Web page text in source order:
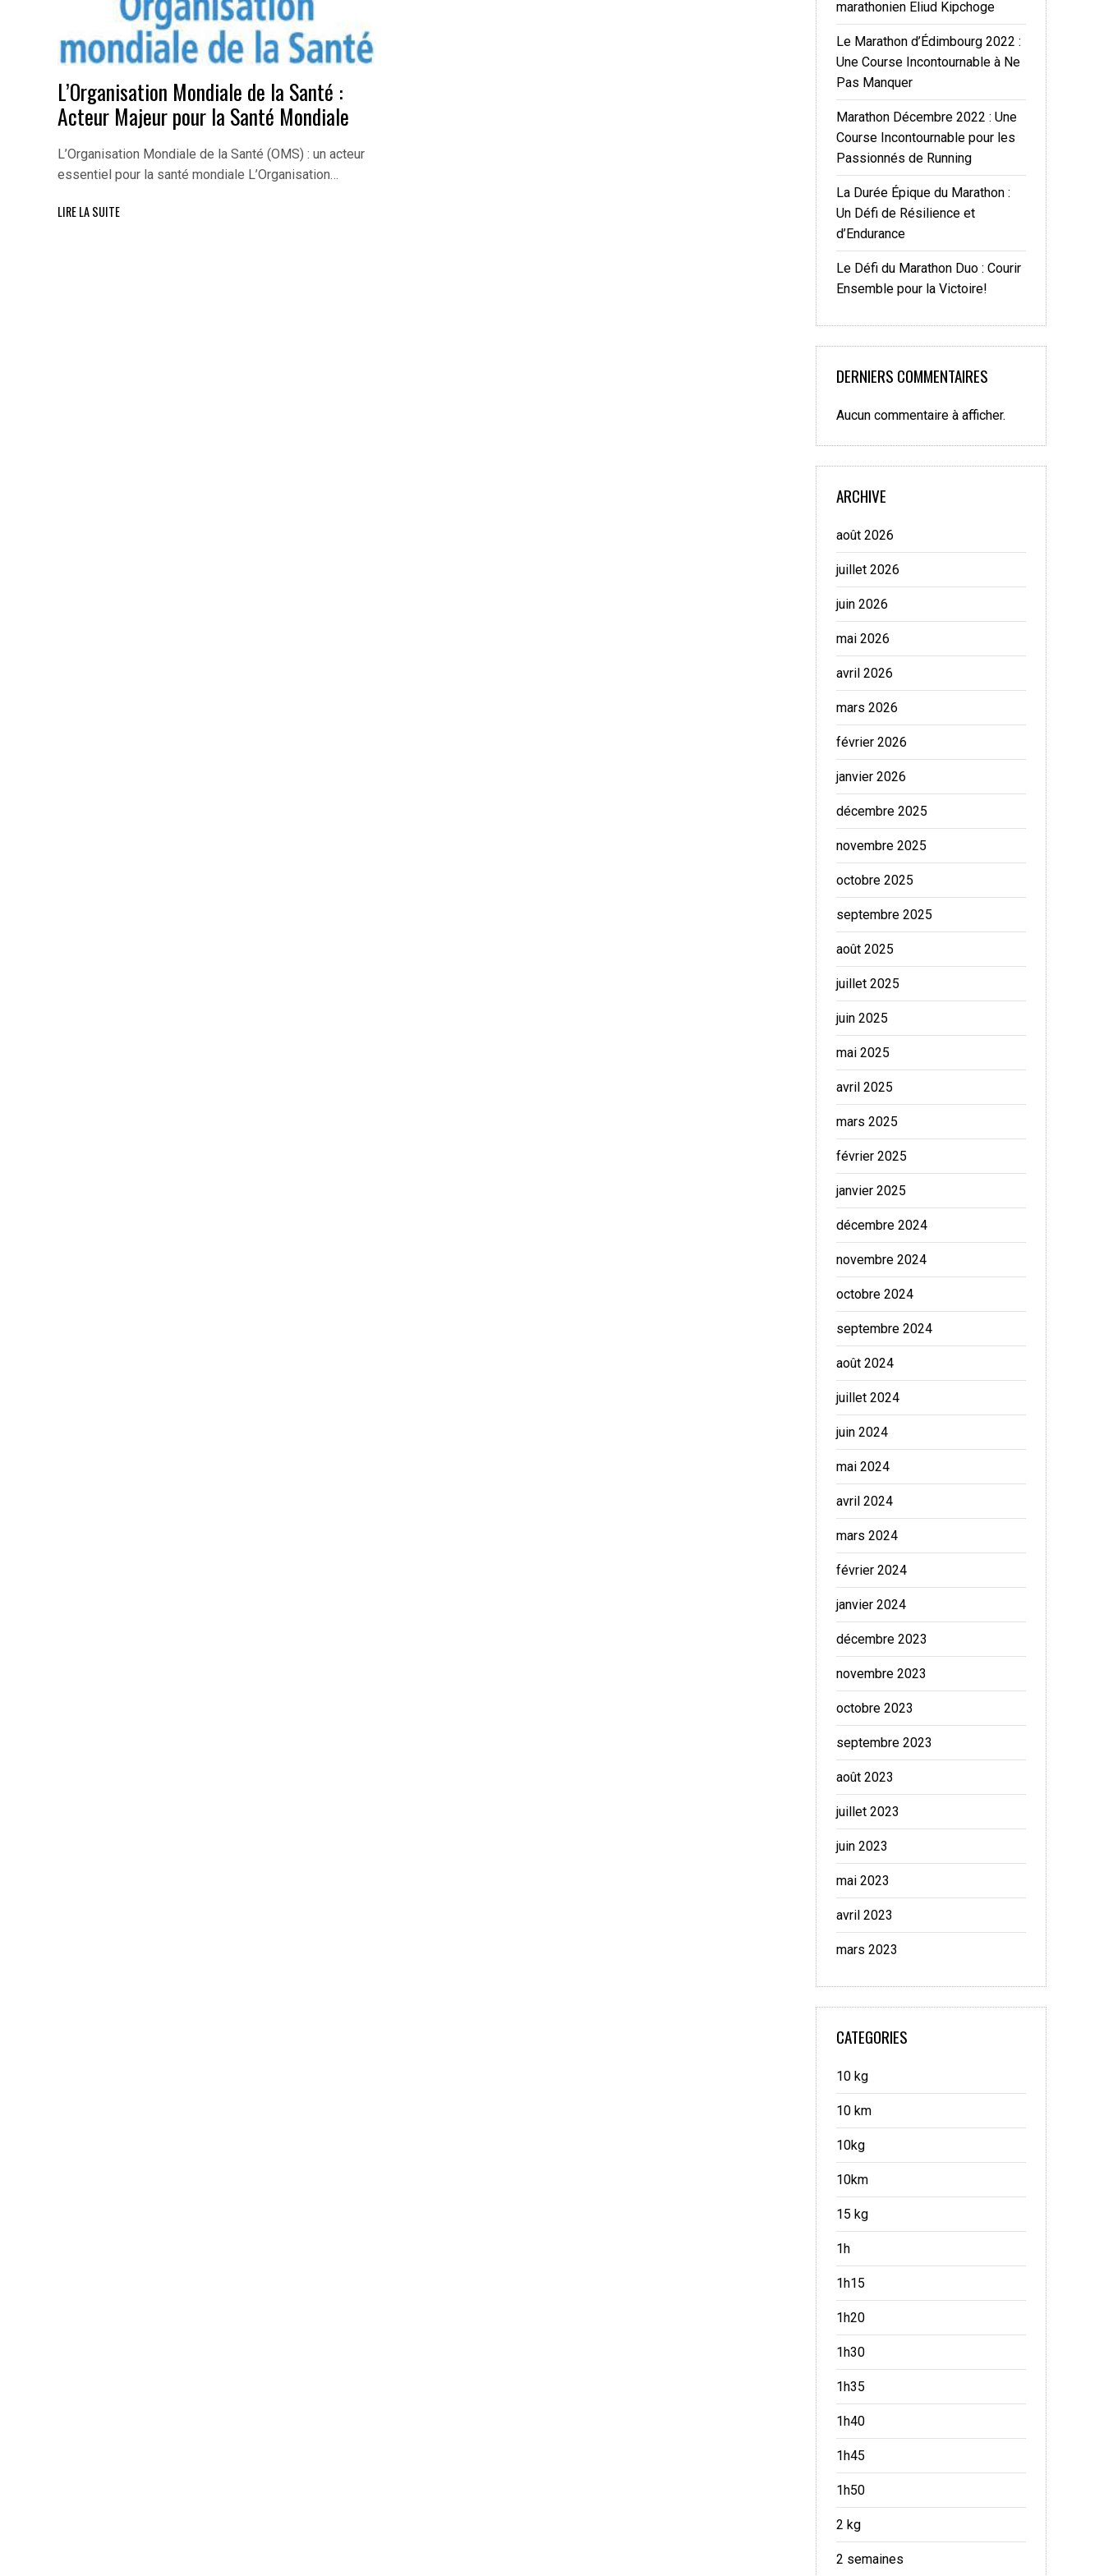
L’Organisation Mondiale de la Santé :
Acteur Majeur pour la Santé Mondiale
L’Organisation Mondiale de la Santé (OMS) : un acteur
essentiel pour la santé mondiale L’Organisation…
LIRE LA SUITE
marathonien Eliud Kipchoge
Le Marathon d’Édimbourg 2022 :
Une Course Incontournable à Ne
Pas Manquer
Marathon Décembre 2022 : Une
Course Incontournable pour les
Passionnés de Running
La Durée Épique du Marathon :
Un Défi de Résilience et
d’Endurance
Le Défi du Marathon Duo : Courir
Ensemble pour la Victoire!
DERNIERS COMMENTAIRES
Aucun commentaire à afficher.
ARCHIVE
août 2026
juillet 2026
juin 2026
mai 2026
avril 2026
mars 2026
février 2026
janvier 2026
décembre 2025
novembre 2025
octobre 2025
septembre 2025
août 2025
juillet 2025
juin 2025
mai 2025
avril 2025
mars 2025
février 2025
janvier 2025
décembre 2024
novembre 2024
octobre 2024
septembre 2024
août 2024
juillet 2024
juin 2024
mai 2024
avril 2024
mars 2024
février 2024
janvier 2024
décembre 2023
novembre 2023
octobre 2023
septembre 2023
août 2023
juillet 2023
juin 2023
mai 2023
avril 2023
mars 2023
CATEGORIES
10 kg
10 km
10kg
10km
15 kg
1h
1h15
1h20
1h30
1h35
1h40
1h45
1h50
2 kg
2 semaines